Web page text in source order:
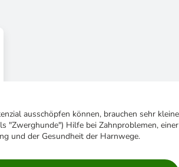
ausschöpfen können, brauchen sehr kleine
"Zwerghunde") Hilfe bei Zahnproblemen, einer
und der Gesundheit der Harnwege.